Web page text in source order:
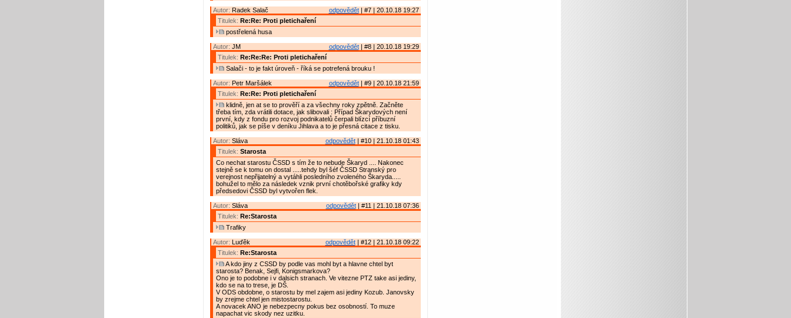
odpovědět| #7 | 20.10.18 19:27
Autor: Radek Salač
Titulek: Re:Re: Proti pletichaření
postřelená husa
odpovědět| #8 | 20.10.18 19:29
Autor: JM
Titulek: Re:Re:Re: Proti pletichaření
Salači - to je fakt úroveň - říká se potrefená brouku !
odpovědět| #9 | 20.10.18 21:59
Autor: Petr Maršálek
Titulek: Re:Re: Proti pletichaření
klidně, jen at se to prověří a za všechny roky zpětně. Začněte
třeba tím, zda vrátili dotace, jak slibovali : Případ Škarydových není
první, kdy z fondu pro rozvoj podnikatelů čerpali blízcí příbuzní
politiků, jak se píše v deníku Jihlava a to je přesná citace z tisku.
odpovědět| #10 | 21.10.18 01:43
Autor: Sláva
Titulek: Starosta
Co nechat starostu ČSSD s tím že to nebude Škaryd .... Nakonec
stejně se k tomu on dostal .....tehdy byl šéf ČSSD Stranský pro
verejnost nepřijatelný a vytáhli posledního zvoleného Škaryda.....
bohužel to mělo za následek vznik první chotěbořské grafiky kdy
předsedovi ČSSD byl vytvořen flek.
odpovědět| #11 | 21.10.18 07:36
Autor: Sláva
Titulek: Re:Starosta
Trafiky
odpovědět| #12 | 21.10.18 09:22
Autor: Luďěk
Titulek: Re:Starosta
A kdo jiny z CSSD by podle vas mohl byt a hlavne chtel byt
starosta? Benak, Sejfi, Konigsmarkova?
Ono je to podobne i v dalsich stranach. Ve vitezne PTZ take asi jediny,
kdo se na to trese, je DŠ.
V ODS obdobne, o starostu by mel zajem asi jediny Kozub. Janovsky
by zrejme chtel jen mistostarostu.
A novacek ANO je nebezpecny pokus bez osobností. To muze
napachat vic skody nez uzitku.